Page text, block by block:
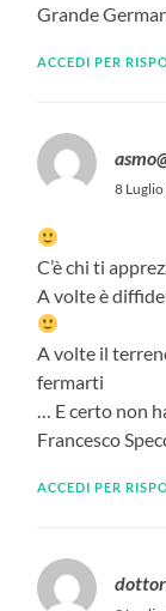
Grande
ACCEDI PER
8
C’è chi ti
A volte è
A volte il
fermarti
… E certo non
Francesco
ACCEDI PER